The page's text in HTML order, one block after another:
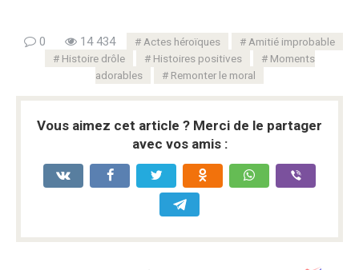
0 14 434 Actes héroïques
Amitié improbable
Histoire drôle
Histoires positives
Moments
adorables
Remonter le moral
Vous aimez cet article ? Merci de le partager
avec vos amis :